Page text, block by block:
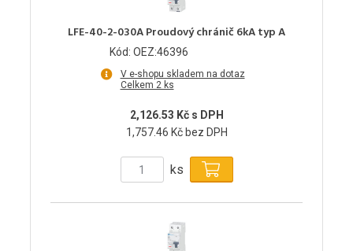
LFE-40-2-030A Proudový chránič 6kA typ A
Kód: OEZ:46396
V e-shopu skladem na dotaz
Celkem 2 ks
2,126.53 Kč s DPH
1,757.46 Kč bez DPH
ks